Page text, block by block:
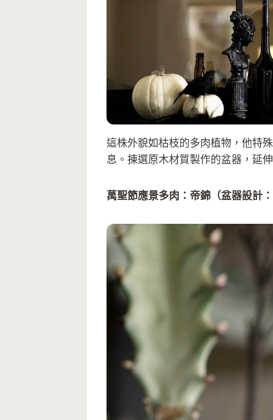
這株外貌如枯枝的多肉植物，他特
息。揀選原木材質製作的盆器，延
萬聖節應景多肉：帝錦（盆器設計：